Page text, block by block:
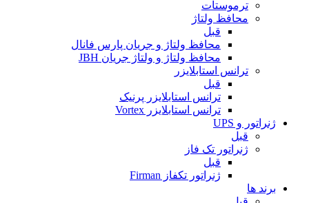
ترموستات
محافظ ولتاژ
قبل
محافظ ولتاژ و جریان پارس فانال
محافظ ولتاژ و ولتاژ جریان JBH
ترانس استابلایزر
قبل
ترانس استابلایزر پرنیک
ترانس استابلایزر Vortex
ژنراتور و UPS
قبل
ژنراتور تک فاز
قبل
ژنراتور تکفاز Firman
برند ها